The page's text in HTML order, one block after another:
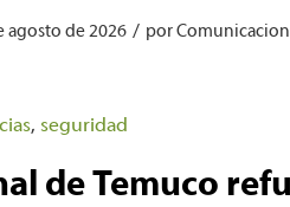
agosto de 2026 / por
, seguridad
de Temuco